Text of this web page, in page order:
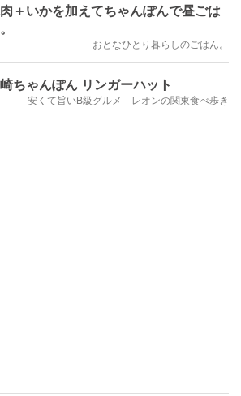
＋いかを加えてちゃんぽんで昼ごは
おとなひとり暮らしのごはん。
ちゃんぽん リンガーハット
安くて旨いB級グルメ レオンの関東食べ歩き